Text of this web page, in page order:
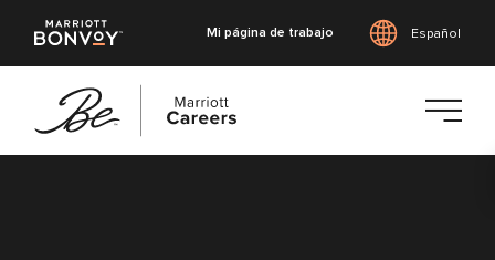
Mi página de trabajo Español